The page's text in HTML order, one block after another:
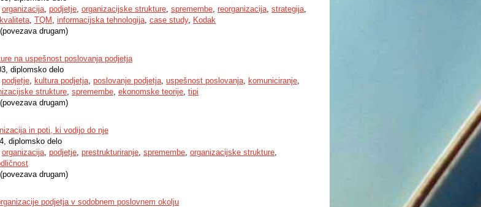
organizacija, podjetje, organizacijske strukture, spremembe, reorganizacija, strategija,
kvaliteta, TQM , informacijska tehnologija, case study, Kodak
(povezava drugam)
na uspešnost poslovanja podjetja
diplomsko delo
podjetje, kultura podjetja, poslovanje podjetja, uspešnost poslovanja, komuniciranje,
strukture, spremembe, ekonomske teorije, tipi
(povezava drugam)
in poti, ki vodijo do nje
diplomsko delo
organizacija, podjetje, prestrukturiranje, spremembe, organizacijske strukture,
(povezava drugam)
podjetja v sodobnem poslovnem okolju